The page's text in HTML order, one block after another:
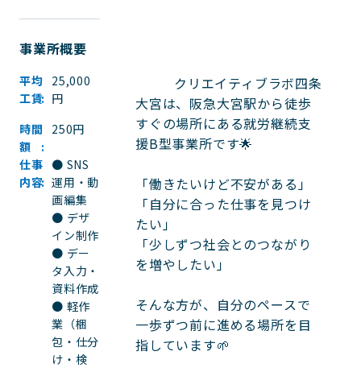
事業所概要
平均
工賃
25,000
円
時間
額
250円
仕事
内容
● SNS
運用・動
画編集
● デザ
イン制作
● デー
タ入力・
資料作成
● 軽作
業（梱
包・仕分
け・検
大宮は、阪急大宮駅から徒歩
すぐの場所にある就労継続支
援B型事業所です🌟
「働きたいけど不安がある」
「自分に合った仕事を見つけ
たい」
「少しずつ社会とのつながり
を増やしたい」
そんな方が、自分のペースで
一歩ずつ前に進める場所を目
指しています🌱